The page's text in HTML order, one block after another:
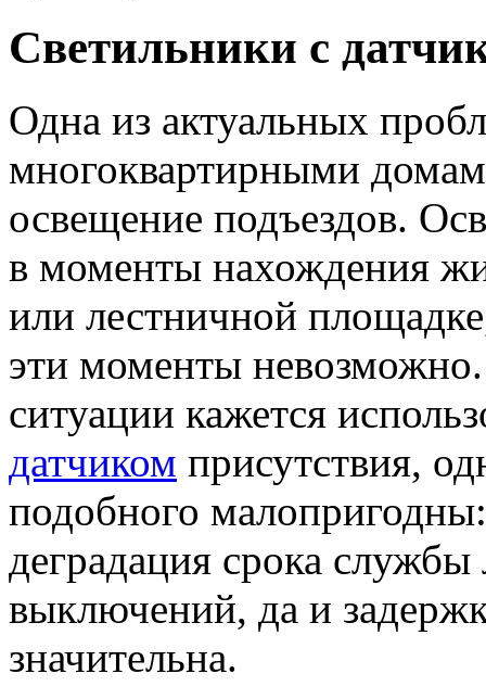
Светильники с
Одна из актуальных
многоквартирными
освещение подъездов.
в моменты нахождения
или лестничной
эти моменты
ситуации кажется
датчиком присутствия,
подобного
деградация срока
выключений, да и
значительна.